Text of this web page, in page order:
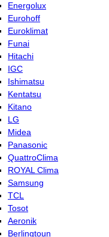
Energolux
Eurohoff
Euroklimat
Funai
Hitachi
IGC
Ishimatsu
Kentatsu
Kitano
LG
Midea
Panasonic
QuattroClima
ROYAL Clima
Samsung
TCL
Tosot
Aeronik
Berlingtoun